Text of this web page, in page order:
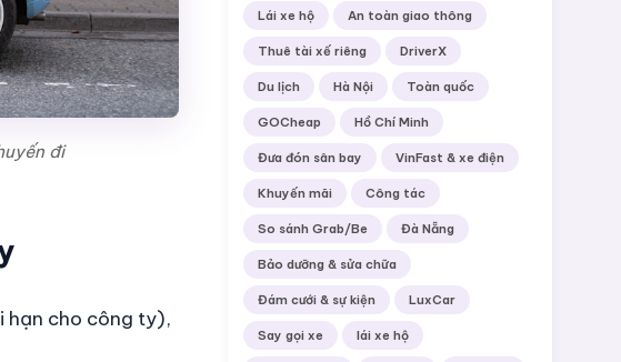
đi
hạn cho công ty),
Lái xe hộ An toàn giao thông
Thuê tài xế riêng DriverX
Du lịch Hà Nội Toàn quốc
GOCheap Hồ Chí Minh
Đưa đón sân bay VinFast & xe điện
Khuyến mãi Công tác
So sánh Grab/Be Đà Nẵng
Bảo dưỡng & sửa chữa
Đám cưới & sự kiện LuxCar
Say gọi xe lái xe hộ